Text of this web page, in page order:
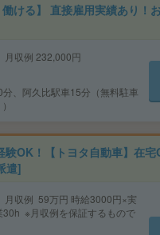
働ける】 直接雇用実績あり！
収例 232,000円
、阿久比駅車15分（無料駐車
験OK！【トヨタ自動車】在宅
遣]
収例 59万円 時給3000円×実
※月収例を保証するもので